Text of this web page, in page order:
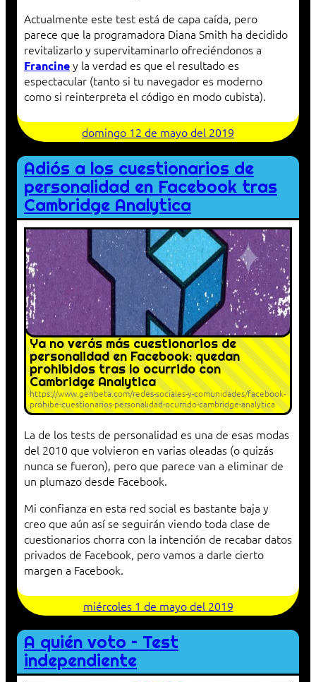
Actualmente este test está de capa caída, pero
parece que la programadora Diana Smith ha decidido
revitalizarlo y supervitaminarlo ofreciéndonos a
Franciney la verdad es que el resultado es
espectacular (tanto si tu navegador es moderno
como si reinterpreta el código en modo cubista).
domingo 12 de mayo del 2019
Adiós a los cuestionarios de
personalidad en Facebook tras
Cambridge Analytica
Ya no verás más cuestionarios de
personalidad en Facebook: quedan
prohibidos tras lo ocurrido con
Cambridge Analytica
https://www.genbeta.com/redes-sociales-y-comunidades/facebook-
prohibe-cuestionarios-personalidad-ocurrido-cambridge-analytica
La de los tests de personalidad es una de esas modas
del 2010 que volvieron en varias oleadas (o quizás
nunca se fueron), pero que parece van a eliminar de
un plumazo desde Facebook.
Mi confianza en esta red social es bastante baja y
creo que aún así se seguirán viendo toda clase de
cuestionarios chorra con la intención de recabar datos
privados de Facebook, pero vamos a darle cierto
margen a Facebook.
miércoles 1 de mayo del 2019
A quién voto – Test
independiente